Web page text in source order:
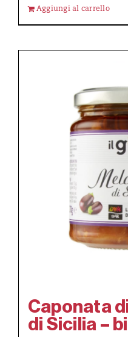
Aggiungi al carrello
Caponata
di Sicilia –